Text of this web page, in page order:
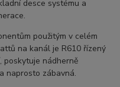
desce systému a
použitým v celém
na kanál je R610 řízený
poskytuje nádherně
naprosto zábavná.